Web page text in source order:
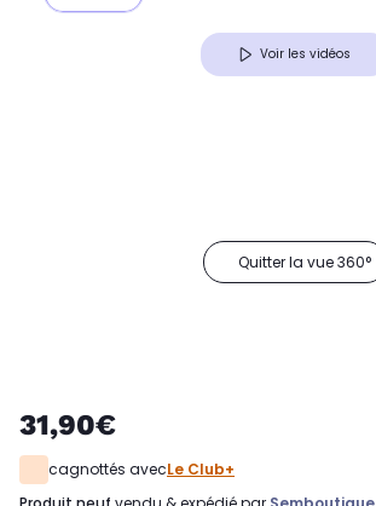
Voir les vidéos
Quitter la vue 360°
31,90€
cagnottés avecLe Club+